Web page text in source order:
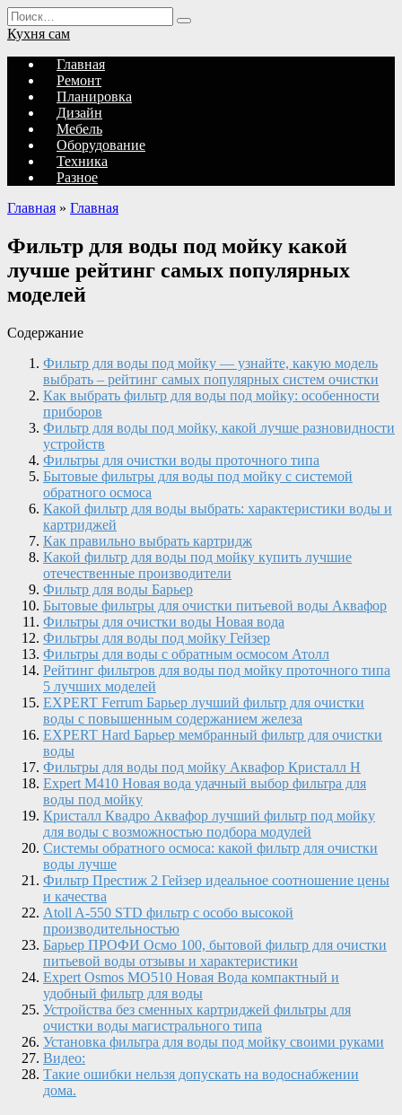
Перейти
к
содержанию
Search
for:
Кухня сам
Главная
Ремонт
Планировка
Дизайн
Мебель
Оборудование
Техника
Разное
Главная » Главная
Фильтр для воды под мойку какой
лучше рейтинг самых популярных
моделей
Содержание
Фильтр для воды под мойку — узнайте, какую модель
выбрать – рейтинг самых популярных систем очистки
Как выбрать фильтр для воды под мойку: особенности
приборов
Фильтр для воды под мойку, какой лучше разновидности
устройств
Фильтры для очистки воды проточного типа
Бытовые фильтры для воды под мойку с системой
обратного осмоса
Какой фильтр для воды выбрать: характеристики воды и
картриджей
Как правильно выбрать картридж
Какой фильтр для воды под мойку купить лучшие
отечественные производители
Фильтр для воды Барьер
Бытовые фильтры для очистки питьевой воды Аквафор
Фильтры для очистки воды Новая вода
Фильтры для воды под мойку Гейзер
Фильтры для воды с обратным осмосом Атолл
Рейтинг фильтров для воды под мойку проточного типа
5 лучших моделей
EXPERT Ferrum Барьер лучший фильтр для очистки
воды с повышенным содержанием железа
EXPERT Hard Барьер мембранный фильтр для очистки
воды
Фильтры для воды под мойку Аквафор Кристалл Н
Expert M410 Новая вода удачный выбор фильтра для
воды под мойку
Кристалл Квадро Аквафор лучший фильтр под мойку
для воды с возможностью подбора модулей
Системы обратного осмоса: какой фильтр для очистки
воды лучше
Фильтр Престиж 2 Гейзер идеальное соотношение цены
и качества
Atoll A-550 STD фильтр с особо высокой
производительностью
Барьер ПРОФИ Осмо 100, бытовой фильтр для очистки
питьевой воды отзывы и характеристики
Expert Osmos МО510 Новая Вода компактный и
удобный фильтр для воды
Устройства без сменных картриджей фильтры для
очистки воды магистрального типа
Установка фильтра для воды под мойку своими руками
Видео:
Такие ошибки нельзя допускать на водоснабжении
дома.